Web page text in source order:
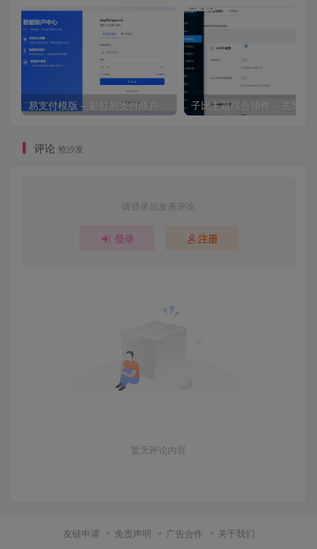
易支付模版 – 彩虹易支付商户登录页模板 子比主题综合插件 – 去除授
评论 抢沙发
请登录后发表评论
登录 注册
暂无评论内容
友链申请 免责声明 广告合作 关于我们